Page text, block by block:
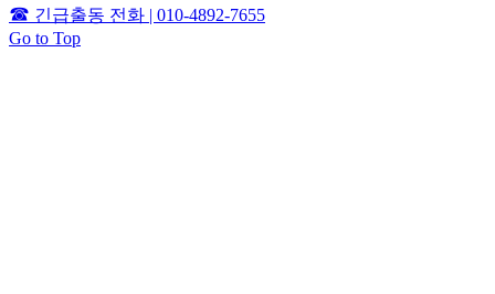
☎ 긴급출동 전화 | 010-4892-7655
Go to Top